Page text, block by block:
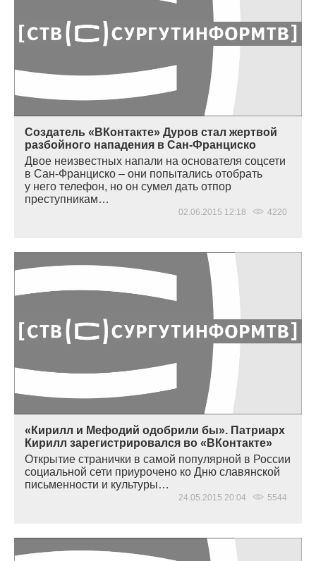
Создатель «ВКонтакте» Дуров стал жертвой
разбойного нападения в Сан-Франциско
Двое неизвестных напали на основателя соцсети
в Сан-Франциско – они попытались отобрать
у него телефон, но он сумел дать отпор
преступникам…
02.06.2015 12:18 4220
«Кирилл и Мефодий одобрили бы». Патриарх
Кирилл зарегистрировался во «ВКонтакте»
Открытие странички в самой популярной в России
социальной сети приурочено ко Дню славянской
письменности и культуры…
24.05.2015 20:04 5544